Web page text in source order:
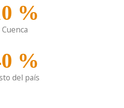
%
Cuenca
%
del país